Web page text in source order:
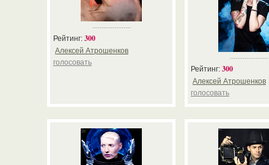
.....................
Рейтинг: 300
Алексей Атрошенков
голосовать
.....................
Рейтинг: 300
Алексей Атрошенков
голосовать